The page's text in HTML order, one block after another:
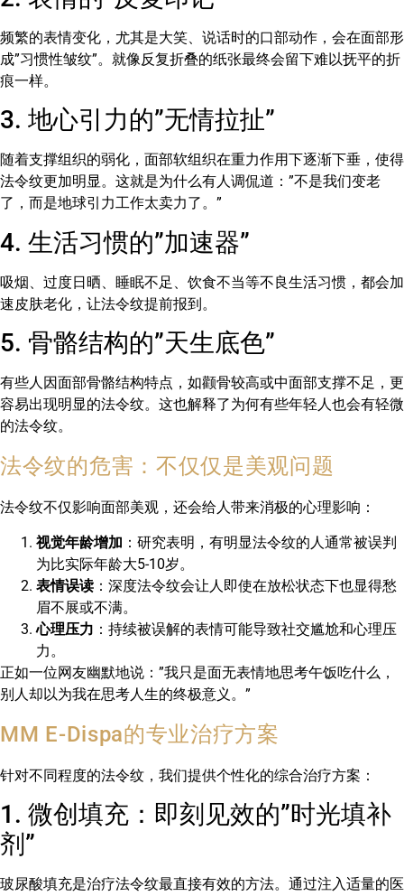
频繁的表情变化，尤其是大笑、说话时的口部动作，会在面部形
成”习惯性皱纹”。就像反复折叠的纸张最终会留下难以抚平的折
痕一样。
3. 地心引力的”无情拉扯”
随着支撑组织的弱化，面部软组织在重力作用下逐渐下垂，使得
法令纹更加明显。这就是为什么有人调侃道：”不是我们变老
了，而是地球引力工作太卖力了。”
4. 生活习惯的”加速器”
吸烟、过度日晒、睡眠不足、饮食不当等不良生活习惯，都会加
速皮肤老化，让法令纹提前报到。
5. 骨骼结构的”天生底色”
有些人因面部骨骼结构特点，如颧骨较高或中面部支撑不足，更
容易出现明显的法令纹。这也解释了为何有些年轻人也会有轻微
的法令纹。
法令纹的危害：不仅仅是美观问题
法令纹不仅影响面部美观，还会给人带来消极的心理影响：
视觉年龄增加 ：研究表明，有明显法令纹的人通常被误判
为比实际年龄大5-10岁。
表情误读 ：深度法令纹会让人即使在放松状态下也显得愁
眉不展或不满。
心理压力 ：持续被误解的表情可能导致社交尴尬和心理压
力。
正如一位网友幽默地说：”我只是面无表情地思考午饭吃什么，
别人却以为我在思考人生的终极意义。”
MM E-Dispa的专业治疗方案
针对不同程度的法令纹，我们提供个性化的综合治疗方案：
1. 微创填充：即刻见效的”时光填补
剂”
玻尿酸填充是治疗法令纹最直接有效的方法。通过注入适量的医